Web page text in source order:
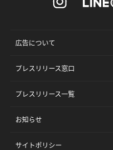
広告について
プレスリリース窓口
プレスリリース一覧
お知らせ
サイトポリシー